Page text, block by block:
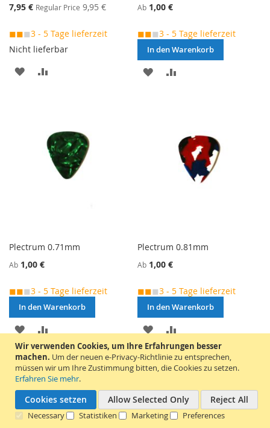
Wir verwenden Cookies, um Ihre Erfahrungen besser
machen. Um der neuen e-Privacy-Richtlinie zu entsprechen,
müssen wir um Ihre Zustimmung bitten, die Cookies zu setzen.
Erfahren Sie mehr.
Cookies setzen Allow Selected Only Reject All
Necessary Statistiken Marketing Preferences
Special
7,95 € Regular Price 9,95 €
◼◼◼3 - 5 Tage lieferzeit
Nicht lieferbar
MERKEN
Ab 1,00 €
◼◼◼3 - 5 Tage lieferzeit
In den Warenkorb
MERKEN
Plectrum 0.71mm
Ab 1,00 €
◼◼◼3 - 5 Tage lieferzeit
In den Warenkorb
MERKEN
VERGLEICHSLISTE
HINZUFÜGEN
Plectrum 0.81mm
Ab 1,00 €
◼◼◼3 - 5 Tage lieferzeit
In den Warenkorb
MERKEN
VERGLEICHSLISTE
HINZUFÜGEN